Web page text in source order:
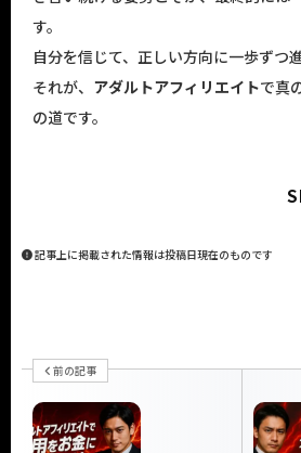
す。
自分を信じて、正しい方向に一歩ずつ
それが、 アダルトアフィリエイトで真
の道です。
記事上に掲載された情報は投稿日現在のものです
前の記事